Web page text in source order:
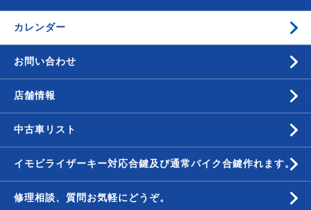
カレンダー
お問い合わせ
店舗情報
中古車リスト
イモビライザーキー対応合鍵及び通常バイク合鍵作れます。
修理相談、質問お気軽にどうぞ。